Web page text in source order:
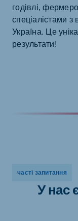
годівлі,
спеціалістами
Україна. Це
результати!
часті запитання
У нас